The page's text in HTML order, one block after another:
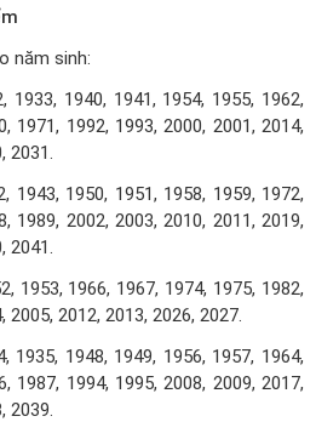
năm sinh:
1933, 1940, 1941, 1954, 1955, 1962,
1971, 1992, 1993, 2000, 2001, 2014,
2031.
1943, 1950, 1951, 1958, 1959, 1972,
1989, 2002, 2003, 2010, 2011, 2019,
2041.
1953, 1966, 1967, 1974, 1975, 1982,
2005, 2012, 2013, 2026, 2027.
1935, 1948, 1949, 1956, 1957, 1964,
1987, 1994, 1995, 2008, 2009, 2017,
2039.